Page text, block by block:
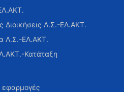
Διοικήσεις Λ.Σ.-ΕΛ.ΑΚΤ.
Λ.Σ.-ΕΛ.ΑΚΤ.
Κατάταξη
εφαρμογές